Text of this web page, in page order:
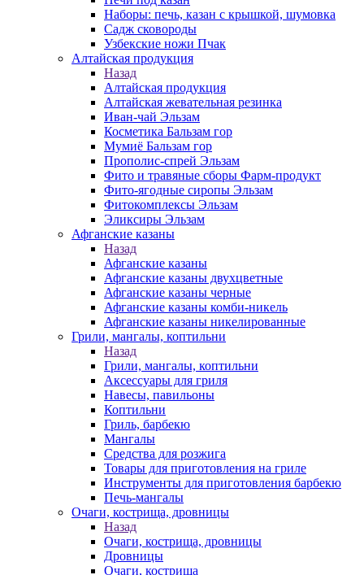
Наборы: печь, казан с крышкой, шумовка
Садж сковороды
Узбекские ножи Пчак
Алтайская продукция
Назад
Алтайская продукция
Алтайская жевательная резинка
Иван-чай Эльзам
Косметика Бальзам гор
Мумиё Бальзам гор
Прополис-спрей Эльзам
Фито и травяные сборы Фарм-продукт
Фито-ягодные сиропы Эльзам
Фитокомплексы Эльзам
Эликсиры Эльзам
Афганские казаны
Назад
Афганские казаны
Афганские казаны двухцветные
Афганские казаны черные
Афганские казаны комби-никель
Афганские казаны никелированные
Грили, мангалы, коптильни
Назад
Грили, мангалы, коптильни
Аксессуары для гриля
Навесы, павильоны
Коптильни
Гриль, барбекю
Мангалы
Средства для розжига
Товары для приготовления на гриле
Инструменты для приготовления барбекю
Печь-мангалы
Очаги, кострища, дровницы
Назад
Очаги, кострища, дровницы
Дровницы
Очаги, кострища